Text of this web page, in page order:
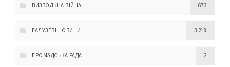
ВИЗВОЛЬНА ВІЙНА 673
ГАЛУЗЕВІ НОВИНИ 3 218
ГРОМАДСЬКА РАДА 2